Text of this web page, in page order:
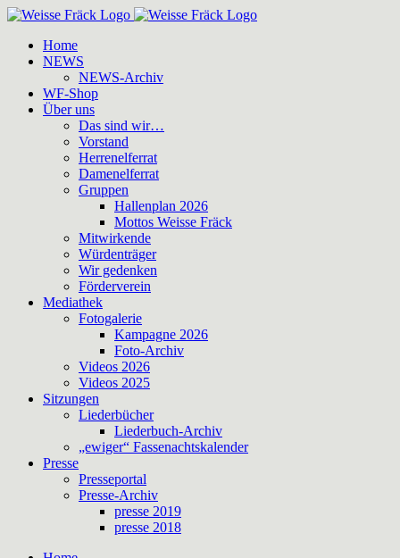
Zum
springenHome
NEWS
NEWS-Archiv
WF-Shop
Über uns
Das sind wir…
Vorstand
Herrenelferrat
Damenelferrat
Gruppen
Hallenplan 2026
Mottos Weisse Fräck
Mitwirkende
Würdenträger
Wir gedenken
Förderverein
Mediathek
Fotogalerie
Kampagne 2026
Foto-Archiv
Videos 2026
Videos 2025
Sitzungen
Liederbücher
Liederbuch-Archiv
„ewiger“ Fassenachtskalender
Presse
Presseportal
Presse-Archiv
presse 2019
presse 2018